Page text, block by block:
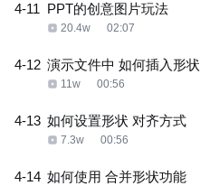
4-11 PPT的创意图片玩法
20.4w 02:07
4-12 演示文件中 如何插入形状
11w 00:56
4-13 如何设置形状 对齐方式
7.3w 00:56
4-14 如何使用 合并形状功能